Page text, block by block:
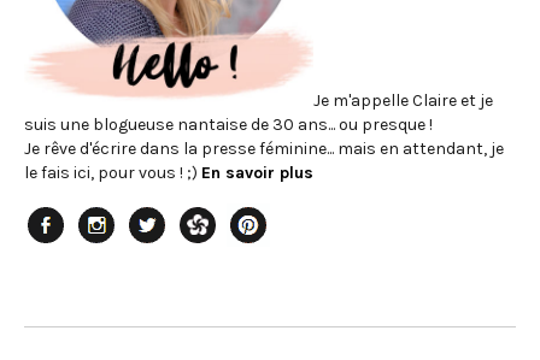
Je m'appelle Claire et je
suis une blogueuse nantaise de 30 ans... ou presque !
Je rêve d'écrire dans la presse féminine... mais en attendant, je
le fais ici, pour vous ! ;) En savoir plus